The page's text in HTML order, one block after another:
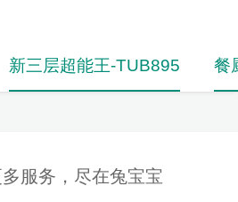
新三层超能王-TUB895 餐
服务，尽在兔宝宝